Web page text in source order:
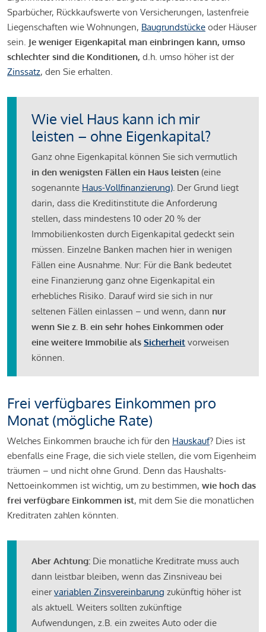
Sparbücher, Rückkaufswerte von Versicherungen, lastenfreie
Liegenschaften wie Wohnungen, Baugrundstücke oder Häuser
sein. Je weniger Eigenkapital man einbringen kann, umso
schlechter sind die Konditionen, d.h. umso höher ist der
Zinssatz, den Sie erhalten.
Wie viel Haus kann ich mir
leisten – ohne Eigenkapital?
Ganz ohne Eigenkapital können Sie sich vermutlich
in den wenigsten Fällen ein Haus leisten (eine
sogenannte Haus-Vollfinanzierung). Der Grund liegt
darin, dass die Kreditinstitute die Anforderung
stellen, dass mindestens 10 oder 20 % der
Immobilienkosten durch Eigenkapital gedeckt sein
müssen. Einzelne Banken machen hier in wenigen
Fällen eine Ausnahme. Nur: Für die Bank bedeutet
eine Finanzierung ganz ohne Eigenkapital ein
erhebliches Risiko. Darauf wird sie sich in nur
seltenen Fällen einlassen – und wenn, dann nur
wenn Sie z. B. ein sehr hohes Einkommen oder
eine weitere Immobilie als Sicherheit vorweisen
können.
Frei verfügbares Einkommen pro
Monat (mögliche Rate)
Welches Einkommen brauche ich für den Hauskauf? Dies ist
ebenfalls eine Frage, die sich viele stellen, die vom Eigenheim
träumen – und nicht ohne Grund. Denn das Haushalts-
Nettoeinkommen ist wichtig, um zu bestimmen, wie hoch das
frei verfügbare Einkommen ist, mit dem Sie die monatlichen
Kreditraten zahlen könnten.
Aber Achtung: Die monatliche Kreditrate muss auch
dann leistbar bleiben, wenn das Zinsniveau bei
einervariablen Zinsvereinbarung zukünftig höher ist
als aktuell. Weiters sollten zukünftige
Aufwendungen, z.B. ein zweites Auto oder die